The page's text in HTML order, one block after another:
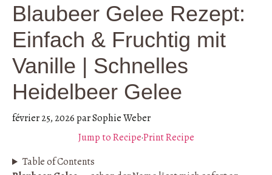
Blaubeer Gelee Rezept:
Einfach & Fruchtig mit
Vanille | Schnelles
Heidelbeer Gelee
février 25, 2026parSophie Weber
Jump to Recipe·Print Recipe
Table of Contents